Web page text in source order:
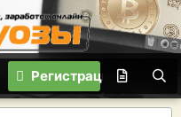
Регистрация